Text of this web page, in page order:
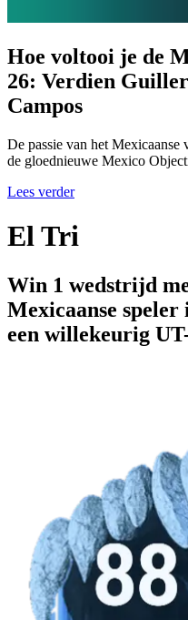
Hoe voltooi je de
26: Verdien
Campos
De passie van het Mexicaanse
de gloednieuwe Mexico
Lees verder
El Tri
Win 1 wedstrijd
Mexicaanse
een willekeurig